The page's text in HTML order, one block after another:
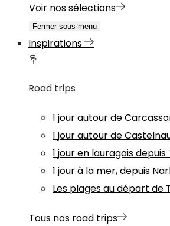
Voir nos sélections
Fermer sous-menu
Inspirations
Road trips
1 jour autour de
1 jour autour de
1 jour en lauragais depuis
1 jour à la mer, depuis
Les plages au départ de
Tous nos road trips